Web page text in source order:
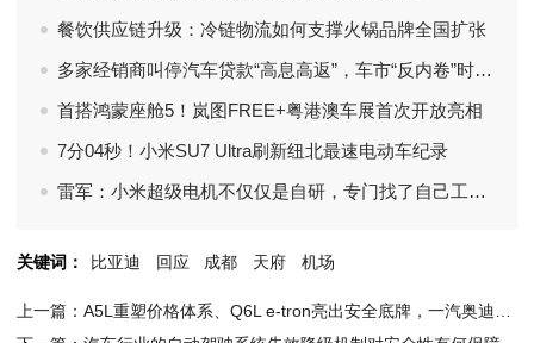
餐饮供应链升级：冷链物流如何支撑火锅品牌全国扩张
多家经销商叫停汽车贷款“高息高返”，车市“反内卷”时代来临？
首搭鸿蒙座舱5！岚图FREE+粤港澳车展首次开放亮相
7分04秒！小米SU7 Ultra刷新纽北最速电动车纪录
雷军：小米超级电机不仅仅是自研，专门找了自己工厂生产制造
关键词： 比亚迪 回应 成都 天府 机场